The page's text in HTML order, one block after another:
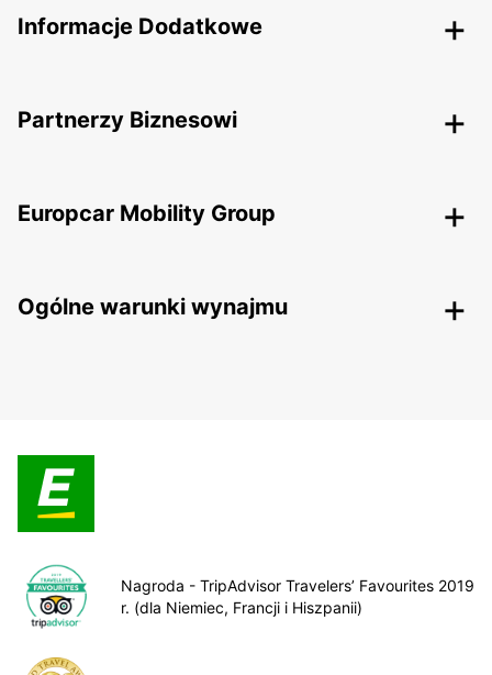
Informacje Dodatkowe
Partnerzy Biznesowi
Europcar Mobility Group
Ogólne warunki wynajmu
Nagroda - TripAdvisor Travelers’ Favourites 2019
r. (dla Niemiec, Francji i Hiszpanii)